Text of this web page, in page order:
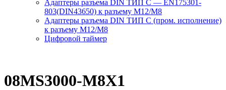
Адаптеры разъема DIN ТИП C — EN175301-
803(DIN43650) к разъему M12/M8
Адаптеры разъема DIN ТИП C (пром. исполнение)
к разъему M12/M8
Цифровой таймер
08MS3000-M8X1